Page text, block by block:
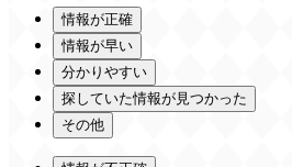
情報が正確
情報が早い
分かりやすい
探していた情報が見つかった
その他